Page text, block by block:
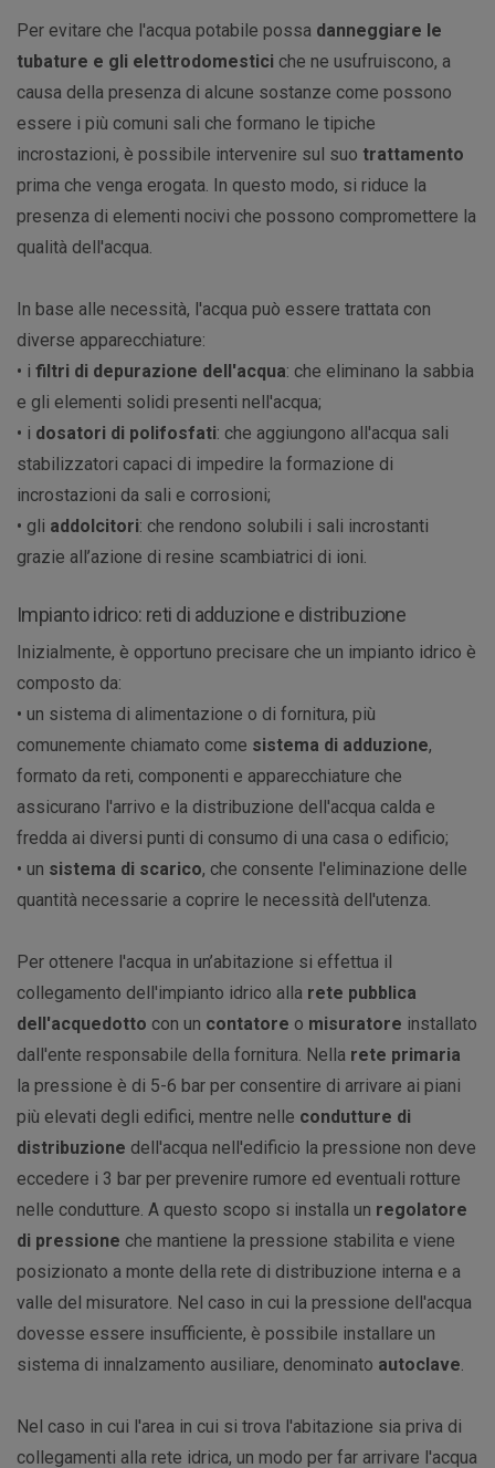
Per evitare che l'acqua potabile possa danneggiare le
tubature e gli elettrodomestici che ne usufruiscono, a
causa della presenza di alcune sostanze come possono
essere i più comuni sali che formano le tipiche
incrostazioni, è possibile intervenire sul suo trattamento
prima che venga erogata. In questo modo, si riduce la
presenza di elementi nocivi che possono compromettere la
qualità dell'acqua.
In base alle necessità, l'acqua può essere trattata con
diverse apparecchiature:
• ifiltri di depurazione dell'acqua: che eliminano la sabbia
e gli elementi solidi presenti nell'acqua;
• i dosatori di polifosfati: che aggiungono all'acqua sali
stabilizzatori capaci di impedire la formazione di
incrostazioni da sali e corrosioni;
• gli addolcitori: che rendono solubili i sali incrostanti
grazie all’azione di resine scambiatrici di ioni.
Impianto idrico: reti di adduzione e distribuzione
Inizialmente, è opportuno precisare che un impianto idrico è
composto da:
• un sistema di alimentazione o di fornitura, più
comunemente chiamato come sistema di adduzione,
formato da reti, componenti e apparecchiature che
assicurano l'arrivo e la distribuzione dell'acqua calda e
fredda ai diversi punti di consumo di una casa o edificio;
• un sistema di scarico, che consente l'eliminazione delle
quantità necessarie a coprire le necessità dell'utenza.
Per ottenere l'acqua in un’abitazione si effettua il
collegamento dell'impianto idrico alla rete pubblica
dell'acquedotto con un contatore o misuratore installato
dall'ente responsabile della fornitura. Nella rete primaria
la pressione è di 5-6 bar per consentire di arrivare ai piani
più elevati degli edifici, mentre nelle condutture di
distribuzione dell'acqua nell'edificio la pressione non deve
eccedere i 3 bar per prevenire rumore ed eventuali rotture
nelle condutture. A questo scopo si installa un regolatore
di pressione che mantiene la pressione stabilita e viene
posizionato a monte della rete di distribuzione interna e a
valle del misuratore. Nel caso in cui la pressione dell'acqua
dovesse essere insufficiente, è possibile installare un
sistema di innalzamento ausiliare, denominato autoclave
Nel caso in cui l'area in cui si trova l'abitazione sia priva di
collegamenti alla rete idrica, un modo per far arrivare l'acqua